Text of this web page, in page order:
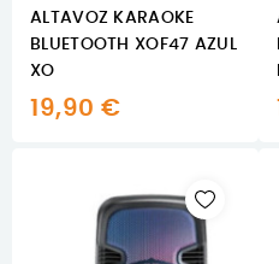
ALTAVOZ KARAOKE
BLUETOOTH XOF47 AZUL
XO
19,90 €